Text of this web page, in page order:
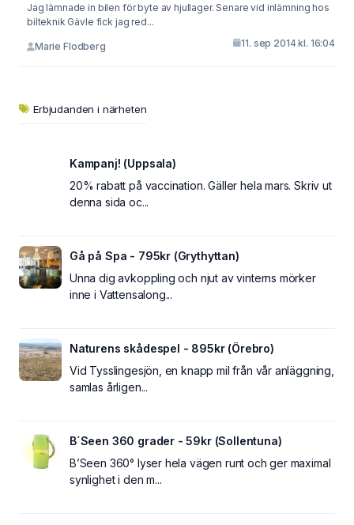
Jag lämnade in bilen för byte av hjullager. Senare vid inlämning hos
bilteknik Gävle fick jag red...
Marie Flodberg 11. sep 2014 kl. 16:04
Erbjudanden i närheten
Kampanj! (Uppsala)
20% rabatt på vaccination. Gäller hela mars. Skriv ut
denna sida oc...
Gå på Spa - 795kr (Grythyttan)
Unna dig avkoppling och njut av vinterns mörker
inne i Vattensalong...
Naturens skådespel - 895kr (Örebro)
Vid Tysslingesjön, en knapp mil från vår anläggning,
samlas årligen...
B´Seen 360 grader - 59kr (Sollentuna)
B’Seen 360° lyser hela vägen runt och ger maximal
synlighet i den m...